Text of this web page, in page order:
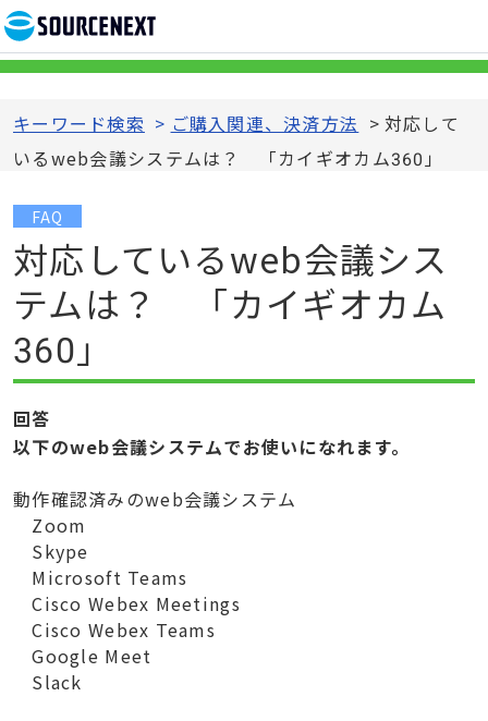
キーワード検索 > ご購入関連、決済方法 > 対応して
いるweb会議システムは？ 「カイギオカム360」
FAQ
対応しているweb会議シス
テムは？ 「カイギオカム
360」
回答
以下のweb会議システムでお使いになれます。
動作確認済みのweb会議システム
Zoom
Skype
Microsoft Teams
Cisco Webex Meetings
Cisco Webex Teams
Google Meet
Slack